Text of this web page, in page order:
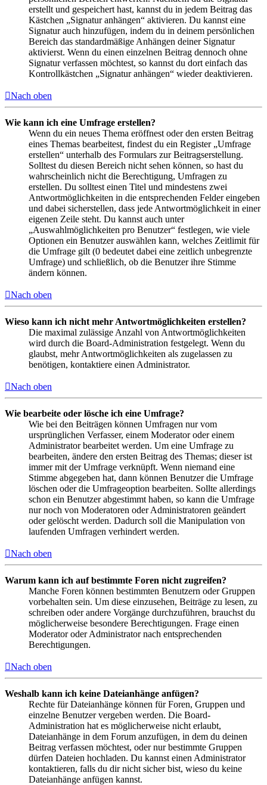
erstellt und gespeichert hast, kannst du in jedem Beitrag das
Kästchen „Signatur anhängen“ aktivieren. Du kannst eine
Signatur auch hinzufügen, indem du in deinem persönlichen
Bereich das standardmäßige Anhängen deiner Signatur
aktivierst. Wenn du einen einzelnen Beitrag dennoch ohne
Signatur verfassen möchtest, so kannst du dort einfach das
Kontrollkästchen „Signatur anhängen“ wieder deaktivieren.
Nach oben
Wie kann ich eine Umfrage erstellen?
Wenn du ein neues Thema eröffnest oder den ersten Beitrag
eines Themas bearbeitest, findest du ein Register „Umfrage
erstellen“ unterhalb des Formulars zur Beitragserstellung.
Solltest du diesen Bereich nicht sehen können, so hast du
wahrscheinlich nicht die Berechtigung, Umfragen zu
erstellen. Du solltest einen Titel und mindestens zwei
Antwortmöglichkeiten in die entsprechenden Felder eingeben
und dabei sicherstellen, dass jede Antwortmöglichkeit in einer
eigenen Zeile steht. Du kannst auch unter
„Auswahlmöglichkeiten pro Benutzer“ festlegen, wie viele
Optionen ein Benutzer auswählen kann, welches Zeitlimit für
die Umfrage gilt (0 bedeutet dabei eine zeitlich unbegrenzte
Umfrage) und schließlich, ob die Benutzer ihre Stimme
ändern können.
Nach oben
Wieso kann ich nicht mehr Antwortmöglichkeiten erstellen?
Die maximal zulässige Anzahl von Antwortmöglichkeiten
wird durch die Board-Administration festgelegt. Wenn du
glaubst, mehr Antwortmöglichkeiten als zugelassen zu
benötigen, kontaktiere einen Administrator.
Nach oben
Wie bearbeite oder lösche ich eine Umfrage?
Wie bei den Beiträgen können Umfragen nur vom
ursprünglichen Verfasser, einem Moderator oder einem
Administrator bearbeitet werden. Um eine Umfrage zu
bearbeiten, ändere den ersten Beitrag des Themas; dieser ist
immer mit der Umfrage verknüpft. Wenn niemand eine
Stimme abgegeben hat, dann können Benutzer die Umfrage
löschen oder die Umfrageoption bearbeiten. Sollte allerdings
schon ein Benutzer abgestimmt haben, so kann die Umfrage
nur noch von Moderatoren oder Administratoren geändert
oder gelöscht werden. Dadurch soll die Manipulation von
laufenden Umfragen verhindert werden.
Nach oben
Warum kann ich auf bestimmte Foren nicht zugreifen?
Manche Foren können bestimmten Benutzern oder Gruppen
vorbehalten sein. Um diese einzusehen, Beiträge zu lesen, zu
schreiben oder andere Vorgänge durchzuführen, brauchst du
möglicherweise besondere Berechtigungen. Frage einen
Moderator oder Administrator nach entsprechenden
Berechtigungen.
Nach oben
Weshalb kann ich keine Dateianhänge anfügen?
Rechte für Dateianhänge können für Foren, Gruppen und
einzelne Benutzer vergeben werden. Die Board-
Administration hat es möglicherweise nicht erlaubt,
Dateianhänge in dem Forum anzufügen, in dem du deinen
Beitrag verfassen möchtest, oder nur bestimmte Gruppen
dürfen Dateien hochladen. Du kannst einen Administrator
kontaktieren, falls du dir nicht sicher bist, wieso du keine
Dateianhänge anfügen kannst.